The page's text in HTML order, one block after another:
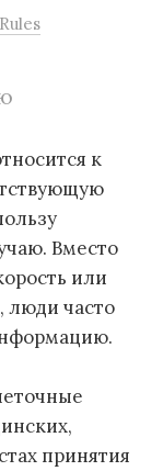
к
Вместо
или
люди часто
принятия